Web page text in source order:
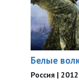
Белые
Россия |